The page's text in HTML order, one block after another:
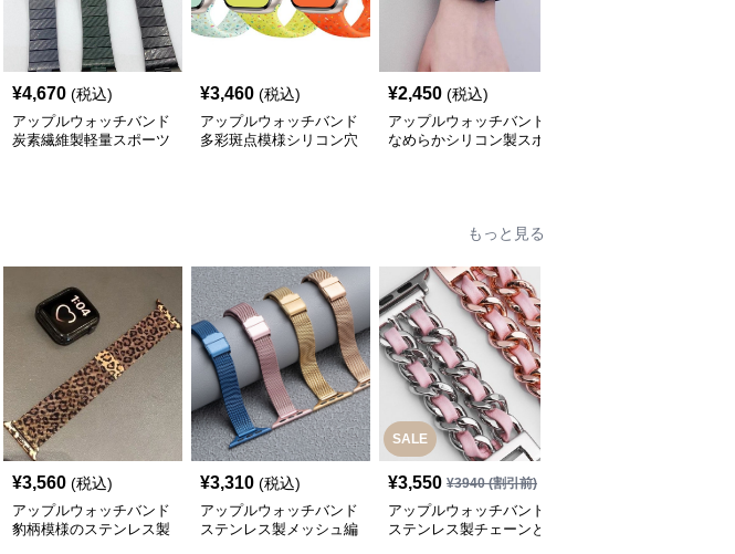
¥4,670 (税込)
アップルウォッチバンド
炭素繊維製軽量スポーツ
¥3,460 (税込)
アップルウォッチバンド
多彩斑点模様シリコン穴
¥2,450 (税込)
アップルウォッチバンド
なめらかシリコン製スポ
もっと見る
¥3,560 (税込)
アップルウォッチバンド
豹柄模様のステンレス製
¥3,310 (税込)
アップルウォッチバンド
ステンレス製メッシュ編
SALE
¥3,550 ¥3940(割引前)
アップルウォッチバンド
ステンレス製チェーンと